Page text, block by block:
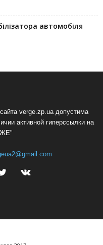
автомобіля
verge.zp.ua допустима
активной гиперссылки на